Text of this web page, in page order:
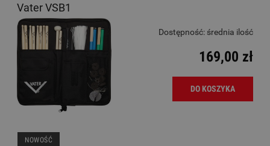
Vater VSB1
Dostępność: średnia ilość
169,00 zł
DO KOSZYKA
NOWOŚĆ